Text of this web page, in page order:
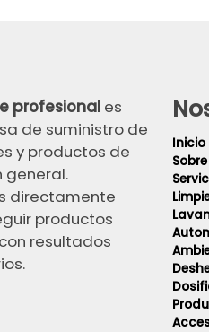
profesional es
de suministro de
y productos de
general.
directamente
productos
resultados
Inicio